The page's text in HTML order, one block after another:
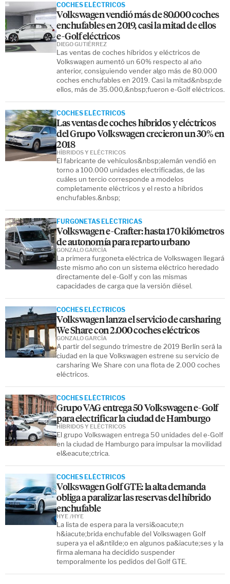
COCHES ELÉCTRICOS
Volkswagen vendió más de 80.000 coches
enchufables en 2019, casi la mitad de ellos
e-Golf eléctricos
Las ventas de coches híbridos y eléctricos de
Volkswagen aumentó un 60% respecto al año
anterior, consiguiendo vender algo más de 80.000
coches enchufables en 2019. Casi la mitad&nbsp;de
ellos, más de 35.000,&nbsp;fueron e-Golf eléctricos.
DIEGO GUTIÉRREZ
COCHES ELÉCTRICOS
Las ventas de coches híbridos y eléctricos
del Grupo Volkswagen crecieron un 30% en
2018
El fabricante de vehículos&nbsp;alemán vendió en
torno a 100.000 unidades electrificadas, de las
cuáles un tercio corresponde a modelos
completamente eléctricos y el resto a híbridos
enchufables.&nbsp;
HÍBRIDOS Y ELÉCTRICOS
FURGONETAS ELÉCTRICAS
Volkswagen e-Crafter: hasta 170 kilómetros
de autonomía para reparto urbano
La primera furgoneta eléctrica de Volkswagen llegará
este mismo año con un sistema eléctrico heredado
directamente del e-Golf y con las mismas
capacidades de carga que la versión diésel.
GONZALO GARCÍA
COCHES ELÉCTRICOS
Volkswagen lanza el servicio de carsharing
We Share con 2.000 coches eléctricos
A partir del segundo trimestre de 2019 Berlín será la
ciudad en la que Volkswagen estrene su servicio de
carsharing We Share con una flota de 2.000 coches
eléctricos.
GONZALO GARCÍA
COCHES ELÉCTRICOS
Grupo VAG entrega 50 Volkswagen e-Golf
para electrificar la ciudad de Hamburgo
El grupo Volkswagen entrega 50 unidades del e-Golf
en la ciudad de Hamburgo para impulsar la movilidad
el&eacute;ctrica.
HÍBRIDOS Y ELÉCTRICOS
COCHES ELÉCTRICOS
Volkswagen Golf GTE: la alta demanda
obliga a paralizar las reservas del híbrido
enchufable
La lista de espera para la versi&oacute;n
h&iacute;brida enchufable del Volkswagen Golf
supera ya el a&ntilde;o en algunos pa&iacute;ses y la
firma alemana ha decidido suspender
temporalmente los pedidos del Golf GTE.
HYE HYE